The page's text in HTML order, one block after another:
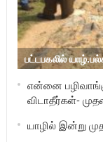
பட்டபகலில்
என்னை
விடாதீர்கள்-
யாழில் இன்று